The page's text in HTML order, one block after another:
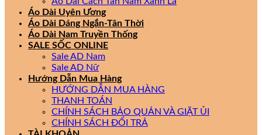
Áo Dài Uyên Ương
Áo Dài Dáng Ngắn-Tân Thời
Áo Dài Nam Truyền Thống
SALE SỐC ONLINE
Sale AD Nam
Sale AD Nữ
Hướng Dẫn Mua Hàng
HƯỚNG DẪN MUA HÀNG
THANH TOÁN
CHÍNH SÁCH BẢO QUẢN VÀ GIẶT ỦI
CHÍNH SÁCH ĐỔI TRẢ